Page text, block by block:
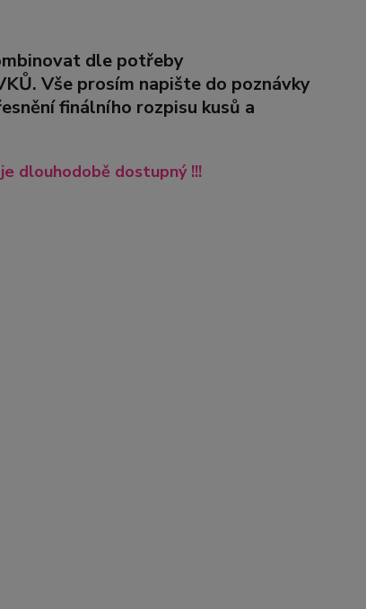
dle potřeby
Vše prosím napište do poznávky
finálního rozpisu kusů a
dlouhodobě dostupný !!!